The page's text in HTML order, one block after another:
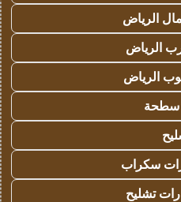
الرياض
الرياض
الرياض
سطحة
سكراب
تشليح